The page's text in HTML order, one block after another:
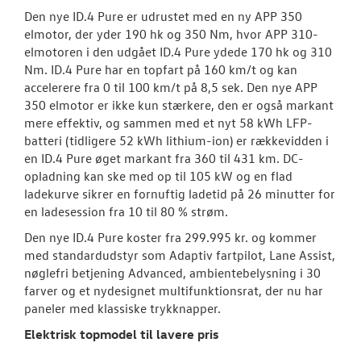
Den nye ID.4 Pure er udrustet med en ny APP 350
elmotor, der yder 190 hk og 350 Nm, hvor APP 310-
elmotoren i den udgået ID.4 Pure ydede 170 hk og 310
Nm. ID.4 Pure har en topfart på 160 km/t og kan
accelerere fra 0 til 100 km/t på 8,5 sek. Den nye APP
350 elmotor er ikke kun stærkere, den er også markant
mere effektiv, og sammen med et nyt 58 kWh LFP-
batteri (tidligere 52 kWh lithium-ion) er rækkevidden i
en ID.4 Pure øget markant fra 360 til 431 km. DC-
opladning kan ske med op til 105 kW og en flad
ladekurve sikrer en fornuftig ladetid på 26 minutter for
en ladesession fra 10 til 80 % strøm.
Den nye ID.4 Pure koster fra 299.995 kr. og kommer
med standardudstyr som Adaptiv fartpilot, Lane Assist,
nøglefri betjening Advanced, ambientebelysning i 30
farver og et nydesignet multifunktionsrat, der nu har
paneler med klassiske trykknapper.
Elektrisk topmodel til lavere pris